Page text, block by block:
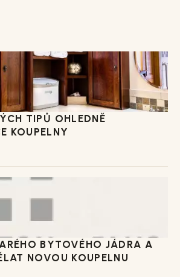
TIPŮ OHLEDNĚ
KOUPELNY
BYTOVÉHO JÁDRA A
NOVOU KOUPELNU